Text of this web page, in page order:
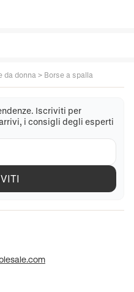
da donna > Borse a spalla
Iscriviti per
i consigli degli esperti